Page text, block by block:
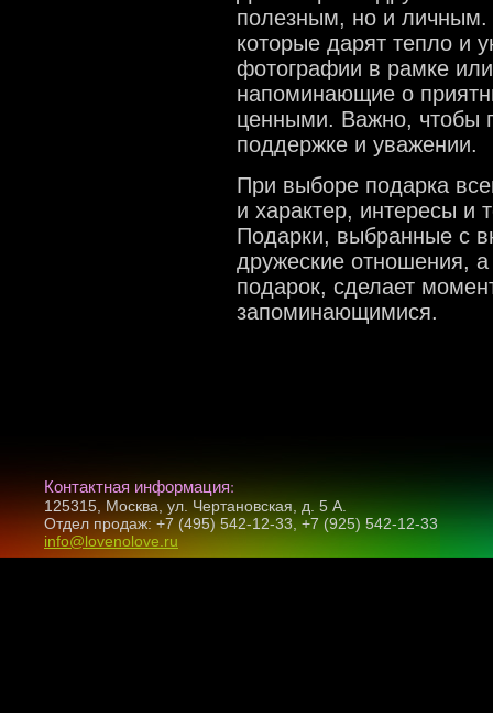
полезным, но и личным.
которые дарят тепло и
фотографии в рамке
напоминающие о
ценными. Важно, чтобы
поддержке и уважении.
При выборе подарка
и характер, интересы и
Подарки, выбранные с
дружеские отношения,
подарок, сделает
запоминающимися.
Контактная информация:
125315, Москва, ул. Чертановская, д. 5 А.
Отдел продаж: +7 (495) 542-12-33, +7 (925) 542-12-33
info@lovenolove.ru